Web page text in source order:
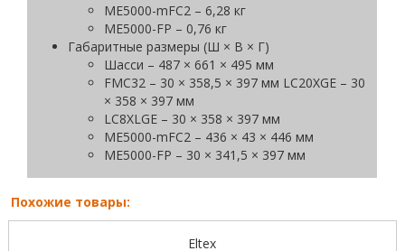
ME5000-mFC2 – 6,28 кг
МЕ5000-FP – 0,76 кг
Габаритные размеры (Ш × В × Г)
Шасси – 487 × 661 × 495 мм
FMC32 – 30 × 358,5 × 397 мм LC20XGE – 30
× 358 × 397 мм
LC8XLGE – 30 × 358 × 397 мм
ME5000-mFC2 – 436 × 43 × 446 мм
МЕ5000-FP – 30 × 341,5 × 397 мм
Похожие товары:
Eltex